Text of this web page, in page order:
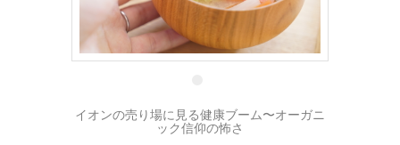
14 1月
イオンの売り場に見る健康ブーム〜オーガニ
ック信仰の怖さ